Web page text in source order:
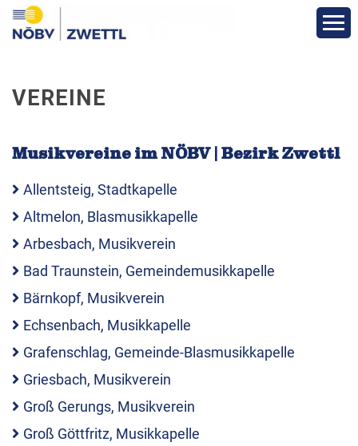
Vereine
Bewerbe und Ergebnisse
Veranstaltungen
Formulare & Downloads
VEREINE
Musikvereine im NÖBV | Bezirk Zwettl
Allentsteig, Stadtkapelle
Altmelon, Blasmusikkapelle
Arbesbach, Musikverein
Bad Traunstein, Gemeindemusikkapelle
Bärnkopf, Musikverein
Echsenbach, Musikkapelle
Grafenschlag, Gemeinde-Blasmusikkapelle
Griesbach, Musikverein
Groß Gerungs, Musikverein
Groß Göttfritz, Musikkapelle